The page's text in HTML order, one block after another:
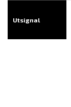
Utsignal